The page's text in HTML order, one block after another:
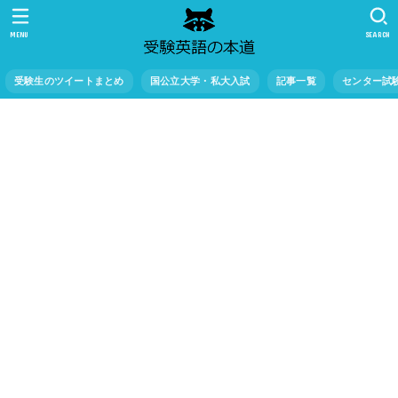
受験生のツイートまとめ 国公立大学・私大入試 記事一覧 センター試
SEARCH
MENU